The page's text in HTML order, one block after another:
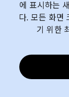
에 표시하는
다. 모든 화면
기 위한